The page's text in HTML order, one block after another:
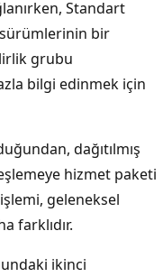
Standart
bir
grubu
bilgi edinmek için
dağıtılmış
hizmet paketi
geleneksel
farklıdır.
ikinci